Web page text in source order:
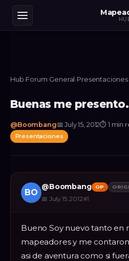
Hub›Forum›General ›Presentaciones
Buenas me presento.
@Boombang📅July 15, 2012⏱ 1 min
Presentaciones
BO
@Boombang OP
📅 July 15, 2012#1
Bueno Soy nuevo tanto en
mapeadores y me
asi de aventura como si